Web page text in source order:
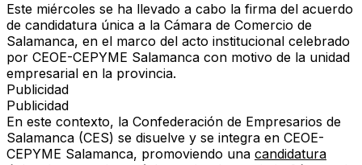
Este miércoles se ha llevado a cabo la firma del acuerdo
de candidatura única a la Cámara de Comercio de
Salamanca, en el marco del acto institucional celebrado
por CEOE-CEPYME Salamanca con motivo de la unidad
empresarial en la provincia.
Publicidad
Publicidad
En este contexto, la Confederación de Empresarios de
Salamanca (CES) se disuelve y se integra en CEOE-
CEPYME Salamanca, promoviendo una candidatura